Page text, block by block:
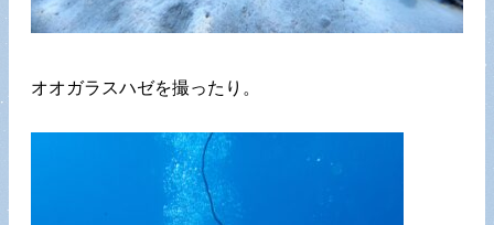
オオガラスハゼを撮ったり。